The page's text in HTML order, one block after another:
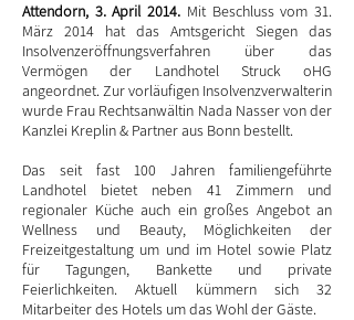
Attendorn, 3. April 2014. Mit Beschluss vom 31.
März 2014 hat das Amtsgericht Siegen das
Insolvenzeröffnungsverfahren über das
Vermögen der Landhotel Struck oHG
angeordnet. Zur vorläufigen Insolvenzverwalterin
wurde Frau Rechtsanwältin Nada Nasser von der
Kanzlei Kreplin & Partner aus Bonn bestellt.
Das seit fast 100 Jahren familiengeführte
Landhotel bietet neben 41 Zimmern und
regionaler Küche auch ein großes Angebot an
Wellness und Beauty, Möglichkeiten der
Freizeitgestaltung um und im Hotel sowie Platz
für Tagungen, Bankette und private
Feierlichkeiten. Aktuell kümmern sich 32
Mitarbeiter des Hotels um das Wohl der Gäste.